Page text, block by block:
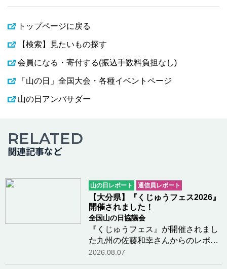
トップページに戻る
【検索】見たいもの探す
会員になる・寄付する(振込手数料負担なし)
「山の日」全国大会・各種イベントページ
山の日アンバサダー
RELATED
関連記事など
山の日レポート 通信員レポート
【大分県】『くじゅうフェス2026』
開催されました！
全国山の日協議会
『くじゅうフェス』が開催されまし
た九州の佐藤和幸さんからのレポー
トです。今年も、大分県九重町の長
者原園地において『くじゅうフェ
2026.08.07